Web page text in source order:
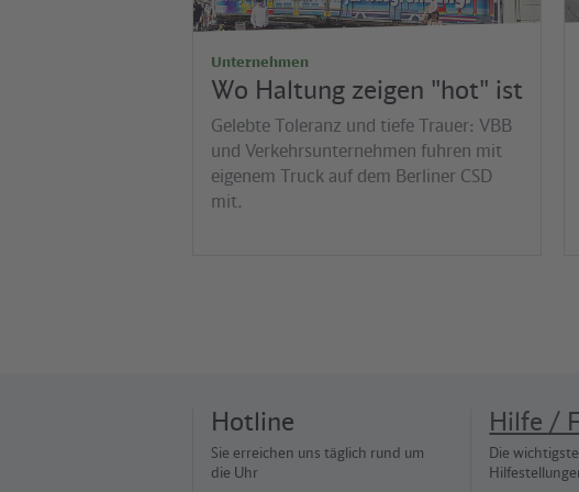
Unternehmen
Wo Haltung zeigen "hot" ist
Gelebte Toleranz und tiefe Trauer: VBB
und Verkehrsunternehmen fuhren mit
eigenem Truck auf dem Berliner CSD
mit.
Hotline
Sie erreichen uns täglich rund um
die Uhr
Hilfe /
Die